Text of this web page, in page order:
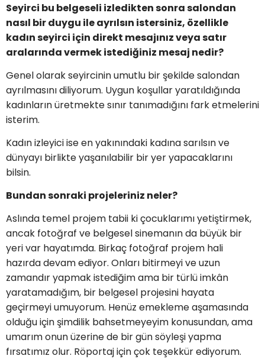
Seyirci bu belgeseli izledikten sonra salondan
nasıl bir duygu ile ayrılsın istersiniz, özellikle
kadın seyirci için direkt mesajınız veya satır
aralarında vermek istediğiniz mesaj nedir?
Genel olarak seyircinin umutlu bir şekilde salondan
ayrılmasını diliyorum. Uygun koşullar yaratıldığında
kadınların üretmekte sınır tanımadığını fark etmelerini
isterim.
Kadın izleyici ise en yakınındaki kadına sarılsın ve
dünyayı birlikte yaşanılabilir bir yer yapacaklarını
bilsin.
Bundan sonraki projeleriniz neler?
Aslında temel projem tabii ki çocuklarımı yetiştirmek,
ancak fotoğraf ve belgesel sinemanın da büyük bir
yeri var hayatımda. Birkaç fotoğraf projem hali
hazırda devam ediyor. Onları bitirmeyi ve uzun
zamandır yapmak istediğim ama bir türlü imkân
yaratamadığım, bir belgesel projesini hayata
geçirmeyi umuyorum. Henüz emekleme aşamasında
olduğu için şimdilik bahsetmeyeyim konusundan, ama
umarım onun üzerine de bir gün söyleşi yapma
fırsatımız olur. Röportaj için çok teşekkür ediyorum.